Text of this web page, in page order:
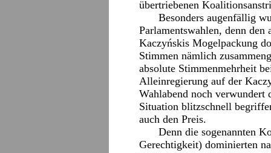
übertriebenen
Besonders augenfällig
Parlamentswahlen, denn den
Kaczyńskis Mogelpackung
Stimmen nämlich
absolute Stimmenmehrheit
Alleinregierung auf der
Wahlabend noch verwundert
Situation blitzschnell
auch den Preis.
Denn die sogenannten
Gerechtigkeit) dominierten